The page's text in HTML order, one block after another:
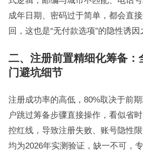
成年日期、密码过于简单，都会直
回，这也是“无付款选项”的隐性诱因
二、注册前置精细化筹备：
门避坑细节
注册成功率的高低，80%取决于前
户跳过筹备步骤直接操作，看似省
控红线，导致注册失败、账号隐性
均为2026年实测验证，缺一不可，专